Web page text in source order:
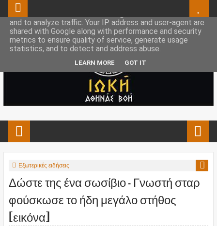
Εξωτερικές ειδήσεις
Δώστε της ένα σωσίβιο – Γνωστή σταρ
φούσκωσε το ήδη μεγάλο στήθος
[εικόνα]
This site uses cookies from Google to deliver its services
and to analyze traffic. Your IP address and user-agent are
shared with Google along with performance and security
metrics to ensure quality of service, generate usage
statistics, and to detect and address abuse.
LEARN MORE GOT IT